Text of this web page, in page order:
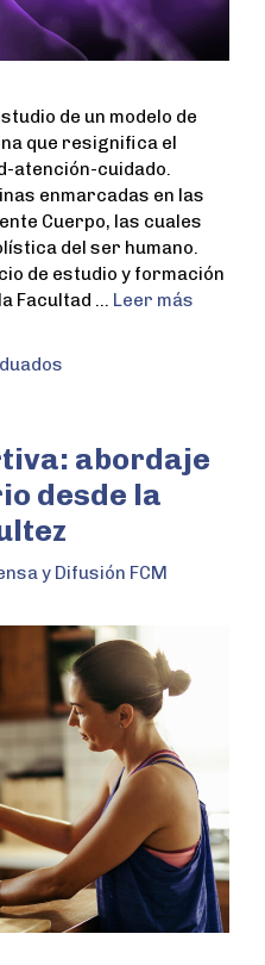
de un modelo de
que resignifica el
atención-cuidado.
enmarcadas en las
Cuerpo, las cuales
del ser humano.
de estudio y formación
Facultad … Leer más
abordaje
desde la
y Difusión FCM